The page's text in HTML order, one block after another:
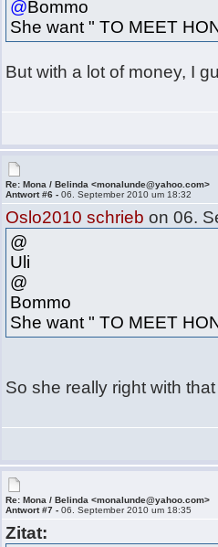
@Bommo
She want " TO MEET
But with a lot of money, I
Re: Mona / Belinda <monalunde@yahoo.com>
Antwort #6 -06. September 2010 um 18:32
Oslo2010 schrieb on 06.
@
Uli
@
Bommo
She want " TO MEET
So she really right with
Re: Mona / Belinda <monalunde@yahoo.com>
Antwort #7 -06. September 2010 um 18:35
Zitat: